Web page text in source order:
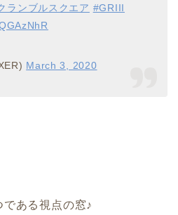
ランブルスクエア #GRIII
March 3, 2020
ある視点の窓♪